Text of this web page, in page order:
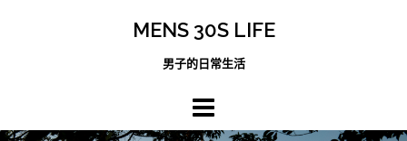
MENS 30S LIFE
男子的日常生活